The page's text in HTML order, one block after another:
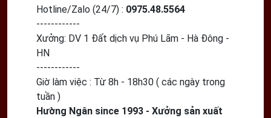
Hotline/Zalo (24/7) : 0975.48.5564
------------
Xưởng: DV 1 Đất dịch vụ Phú Lãm - Hà Đông -
HN
------------
Giờ làm việc : Từ 8h - 18h30 ( các ngày trong
tuần )
Hường Ngân since 1993 - Xưởng sản xuất